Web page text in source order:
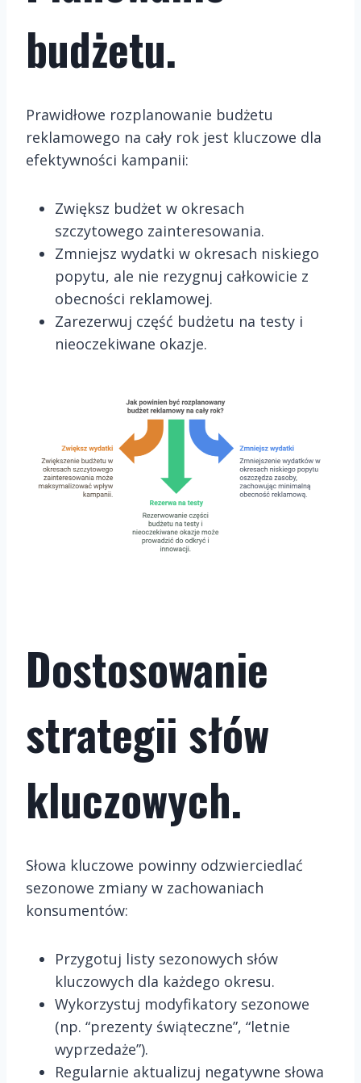
budżetu.
Prawidłowe rozplanowanie budżetu
reklamowego na cały rok jest kluczowe dla
efektywności kampanii:
Zwiększ budżet w okresach
szczytowego zainteresowania.
Zmniejsz wydatki w okresach niskiego
popytu, ale nie rezygnuj całkowicie z
obecności reklamowej.
Zarezerwuj część budżetu na testy i
nieoczekiwane okazje.
Dostosowanie
strategii słów
kluczowych.
Słowa kluczowe powinny odzwierciedlać
sezonowe zmiany w zachowaniach
konsumentów:
Przygotuj listy sezonowych słów
kluczowych dla każdego okresu.
Wykorzystuj modyfikatory sezonowe
(np. “prezenty świąteczne”, “letnie
wyprzedaże”).
Regularnie aktualizuj negatywne słowa